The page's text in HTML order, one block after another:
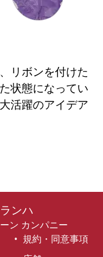
リボンを付けた
状態になってい
活躍のアイデア
ンハ
ン カンパニー
規約・同意事項